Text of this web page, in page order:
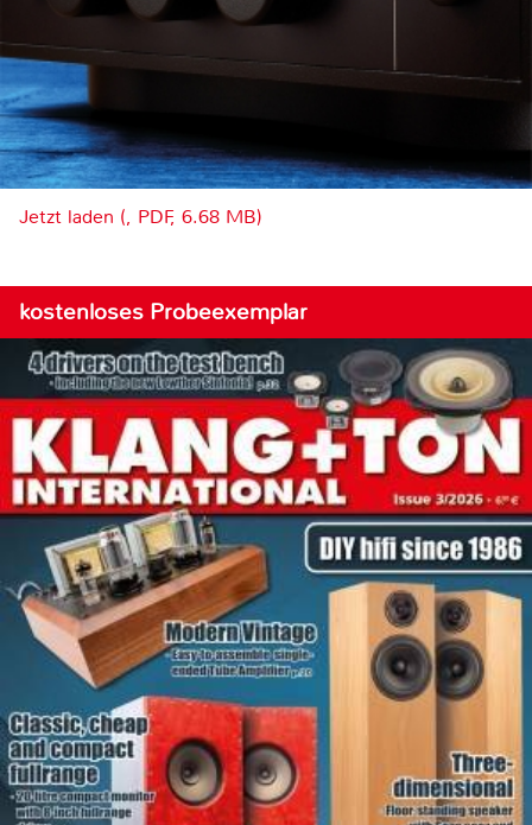
Jetzt laden (, PDF, 6.68 MB)
kostenloses Probeexemplar